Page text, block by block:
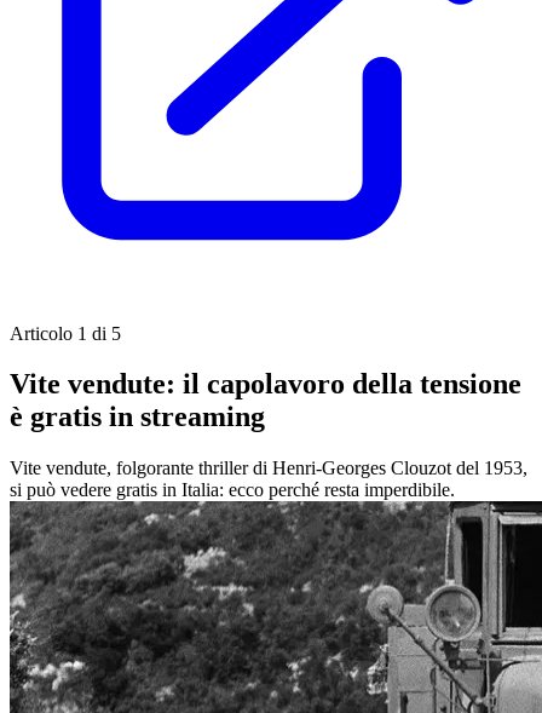
Articolo 1 di 5
Vite vendute: il capolavoro della tensione
è gratis in streaming
Vite vendute, folgorante thriller di Henri-Georges Clouzot del 1953,
si può vedere gratis in Italia: ecco perché resta imperdibile.